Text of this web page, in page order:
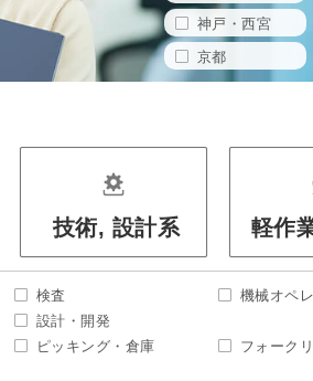
神戸・西宮
京都
技術, 設計系 軽作
検査 機械オペ
設計・開発
ピッキング・倉庫
フォーク